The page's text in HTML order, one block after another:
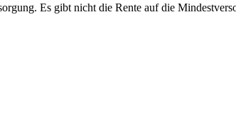
Es gibt nicht die Rente auf die